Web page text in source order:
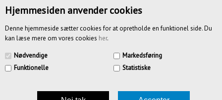
Hjemmesiden anvender cookies
Denne hjemmeside sætter cookies for at opretholde en funktionel side. Du
kan læse mere om vores cookies her.
Nødvendige
Markedsføring
Funktionelle
Statistiske
OM OS
BETINGELSER
CREATIV.DK APS | Vandmestervej 20 | 2630 Tåstrup | CVR